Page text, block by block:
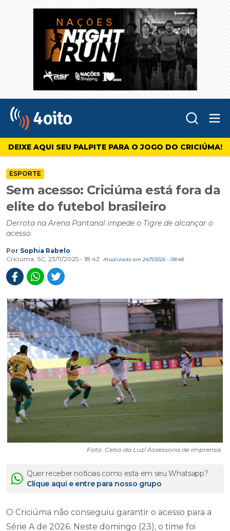
4oito
DEIXE AQUI SEU PALPITE PARA O JOGO DO CRICIÚMA!
ESPORTE
Sem acesso: Criciúma está fora da
elite do futebol brasileiro
Derrota na Arena Pantanal impede o Tigre de alcançar o
acesso
Por Sophia Rabelo
Criciúma, SC, 23/11/2025 - 18:42
Atualizado em 24/11/2025 - 08:48
Foto: Celso da Luz/ Assessoria de imprensa
Quer receber notícias como esta em seu Whatsapp?
Clique aqui e entre para nosso grupo
O Criciúma não conseguiu garantir o acesso para a
Série A de 2026. Neste domingo (23), o time foi